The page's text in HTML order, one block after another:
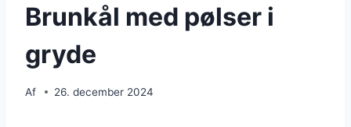
Brunkål med pølser i
gryde
Af 26. december 2024